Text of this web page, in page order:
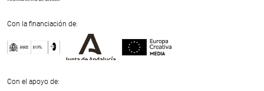
Con la financiación de:
Next
Con el apoyo de: